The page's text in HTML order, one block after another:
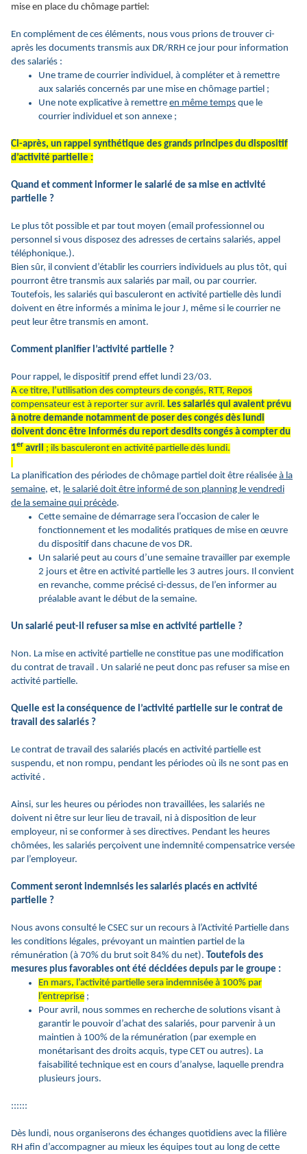
mise en place du chômage partiel:
En complément de ces éléments, nous vous prions de trouver ci-
après les documents transmis aux DR/RRH ce jour pour information
des salariés :
Une trame de courrier individuel, à compléter et à remettre
aux salariés concernés par une mise en chômage partiel ;
Une note explicative à remettre en même temps que le
courrier individuel et son annexe ;
Ci-après, un rappel synthétique des grands principes du dispositif
d’activité partielle :
Quand et comment informer le salarié de sa mise en activité
partielle ?
Le plus tôt possible et par tout moyen (email professionnel ou
personnel si vous disposez des adresses de certains salariés, appel
téléphonique.).
Bien sûr, il convient d’établir les courriers individuels au plus tôt, qui
pourront être transmis aux salariés par mail, ou par courrier.
Toutefois, les salariés qui basculeront en activité partielle dès lundi
doivent en être informés a minima le jour J, même si le courrier ne
peut leur être transmis en amont.
Comment planifier l’activité partielle ?
Pour rappel, le dispositif prend effet lundi 23/03.
A ce titre, l’utilisation des compteurs de congés, RTT, Repos
compensateur est à reporter sur avril. Les salariés qui avaient prévu
à notre demande notamment de poser des congés dès lundi
doivent donc être informés du report desdits congés à compter du
1er avril ; ils basculeront en activité partielle dès lundi.
La planification des périodes de chômage partiel doit être réalisée à la
semaine, et, le salarié doit être informé de son planning le vendredi
de la semaine qui précède.
Cette semaine de démarrage sera l’occasion de caler le
fonctionnement et les modalités pratiques de mise en œuvre
du dispositif dans chacune de vos DR.
Un salarié peut au cours d’une semaine travailler par exemple
2 jours et être en activité partielle les 3 autres jours. Il convient
en revanche, comme précisé ci-dessus, de l’en informer au
préalable avant le début de la semaine.
Un salarié peut-il refuser sa mise en activité partielle ?
Non. La mise en activité partielle ne constitue pas une modification
du contrat de travail . Un salarié ne peut donc pas refuser sa mise en
activité partielle.
Quelle est la conséquence de l’activité partielle sur le contrat de
travail des salariés ?
Le contrat de travail des salariés placés en activité partielle est
suspendu, et non rompu, pendant les périodes où ils ne sont pas en
activité .
Ainsi, sur les heures ou périodes non travaillées, les salariés ne
doivent ni être sur leur lieu de travail, ni à disposition de leur
employeur, ni se conformer à ses directives. Pendant les heures
chômées, les salariés perçoivent une indemnité compensatrice versée
par l’employeur.
Comment seront indemnisés les salariés placés en activité
partielle ?
Nous avons consulté le CSEC sur un recours à l’Activité Partielle dans
les conditions légales, prévoyant un maintien partiel de la
rémunération (à 70% du brut soit 84% du net). Toutefois des
mesures plus favorables ont été décidées depuis par le groupe :
En mars, l’activité partielle sera indemnisée à 100% par
l’entreprise ;
Pour avril, nous sommes en recherche de solutions visant à
garantir le pouvoir d’achat des salariés, pour parvenir à un
maintien à 100% de la rémunération (par exemple en
monétarisant des droits acquis, type CET ou autres). La
faisabilité technique est en cours d’analyse, laquelle prendra
plusieurs jours.
::::::
Dès lundi, nous organiserons des échanges quotidiens avec la filière
RH afin d’accompagner au mieux les équipes tout au long de cette